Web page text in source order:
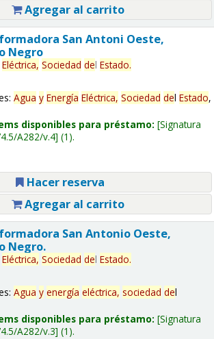
Agregar al carrito
San Antoni Oeste,
Negro
Eléctrica, Sociedad del Estado.
Agua y Energía Eléctrica, Sociedad del Estado,
disponibles para préstamo: Signatura
A282/v.4 (1).
Hacer reserva
Agregar al carrito
San Antonio Oeste,
Negro.
Eléctrica, Sociedad del Estado.
Agua y energía eléctrica, sociedad del
disponibles para préstamo: Signatura
A282/v.3 (1).